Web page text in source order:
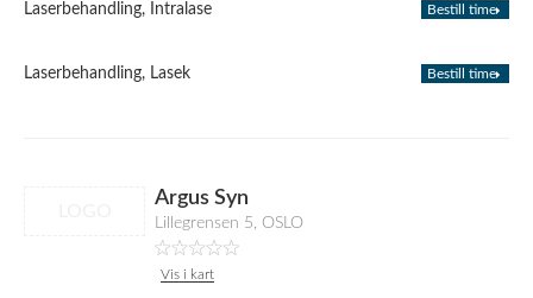
Laserbehandling, Intralase Bestill time
Laserbehandling, Lasek Bestill time
Argus Syn
Lillegrensen 5, OSLO
Vis i kart